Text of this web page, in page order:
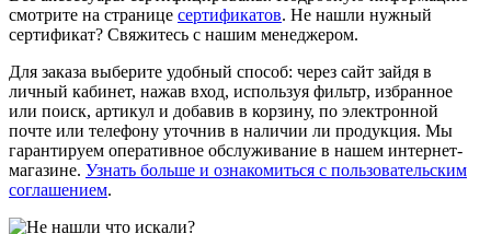
смотрите на странице сертификатов. Не нашли нужный
сертификат? Свяжитесь с нашим менеджером.
Для заказа выберите удобный способ: через сайт зайдя в
личный кабинет, нажав вход, используя фильтр, избранное
или поиск, артикул и добавив в корзину, по электронной
почте или телефону уточнив в наличии ли продукция. Мы
гарантируем оперативное обслуживание в нашем интернет-
магазине. Узнать больше и ознакомиться с пользовательским
соглашением.